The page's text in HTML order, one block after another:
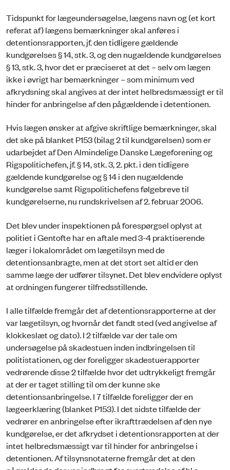
Tidspunkt for lægeundersøgelse, lægens navn og (et kort
referat af) lægens bemærkninger skal anføres i
detentionsrapporten, jf. den tidligere gældende
kundgørelses § 14, stk. 3, og den nugældende kundgørelses
§ 13, stk. 3, hvor det er præciseret at det – selv om lægen
ikke i øvrigt har bemærkninger – som minimum ved
afkrydsning skal angives at der intet helbredsmæssigt er til
hinder for anbringelse af den pågældende i detentionen.
Hvis lægen ønsker at afgive skriftlige bemærkninger, skal
det ske på blanket P153 (bilag 2 til kundgørelsen) som er
udarbejdet af Den Almindelige Danske Lægeforening og
Rigspolitichefen, jf. § 14, stk. 3, 2. pkt. i den tidligere
gældende kundgørelse og § 14 i den nugældende
kundgørelse samt Rigspolitichefens følgebreve til
kundgørelserne, nu rundskrivelsen af 2. februar 2006.
Det blev under inspektionen på forespørgsel oplyst at
politiet i Gentofte har en aftale med 3-4 praktiserende
læger i lokalområdet om lægetilsyn med de
detentionsanbragte, men at det stort set altid er den
samme læge der udfører tilsynet. Det blev endvidere oplyst
at ordningen fungerer tilfredsstillende.
I alle tilfælde fremgår det af detentionsrapporterne at der
var lægetilsyn, og hvornår det fandt sted (ved angivelse af
klokkeslæt og dato). I 2 tilfælde var der tale om
undersøgelse på skadestuen inden indbringelsen til
politistationen, og der foreligger skadestuerapporter
vedrørende disse 2 tilfælde hvor det udtrykkeligt fremgår
at der er taget stilling til om der kunne ske
detentionsanbringelse. I 7 tilfælde foreligger der en
lægeerklæring (blanket P153). I det sidste tilfælde der
vedrører en anbringelse efter ikrafttrædelsen af den nye
kundgørelse, er det afkrydset i detentionsrapporten at der
intet helbredsmæssigt var til hinder for anbringelse i
detentionen. Af tilsynsnotaterne fremgår det at den